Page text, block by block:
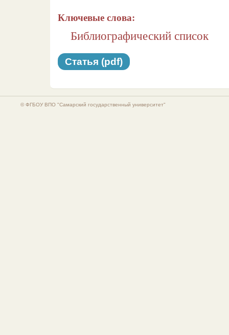
Ключевые слова:
Библиографический список
Статья (pdf)
© ФГБОУ ВПО "Самарский государственный университет"